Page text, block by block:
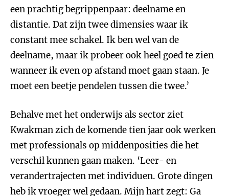
een prachtig begrippenpaar: deelname en
distantie. Dat zijn twee dimensies waar ik
constant mee schakel. Ik ben wel van de
deelname, maar ik probeer ook heel goed te zien
wanneer ik even op afstand moet gaan staan. Je
moet een beetje pendelen tussen die twee.’
Behalve met het onderwijs als sector ziet
Kwakman zich de komende tien jaar ook werken
met professionals op middenposities die het
verschil kunnen gaan maken. ‘Leer- en
verandertrajecten met individuen. Grote dingen
heb ik vroeger wel gedaan. Mijn hart zegt: Ga